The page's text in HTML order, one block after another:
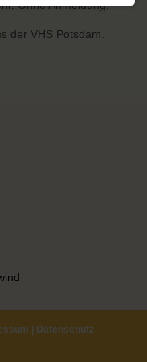
Ohne Anmeldung.
der VHS Potsdam.
Datenschutz